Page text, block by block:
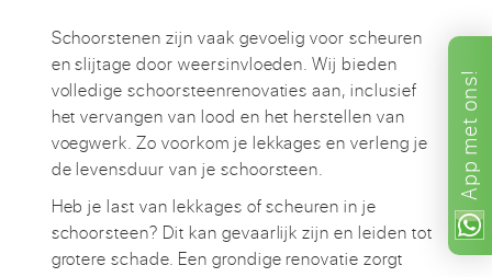
App
met
ons!
Schoorstenen zijn vaak gevoelig voor scheuren
en slijtage door weersinvloeden. Wij bieden
volledige schoorsteenrenovaties aan, inclusief
het vervangen van lood en het herstellen van
voegwerk. Zo voorkom je lekkages en verleng je
de levensduur van je schoorsteen.
Heb je last van lekkages of scheuren in je
schoorsteen? Dit kan gevaarlijk zijn en leiden tot
grotere schade. Een grondige renovatie zorgt